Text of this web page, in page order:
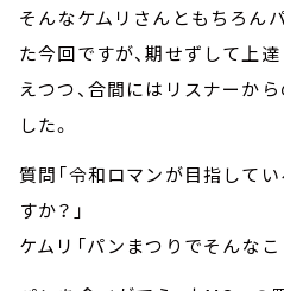
そんなケムリさんともちろん
た今回ですが、期せずして上
えつつ、合間にはリスナーか
した。
質問「令和ロマンが目指して
すか？」
ケムリ「パンまつりでそんなこ